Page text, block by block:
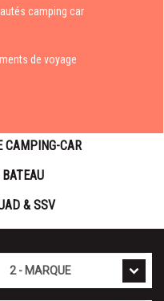
camping car
de voyage
CAMPING-CAR
& SSV